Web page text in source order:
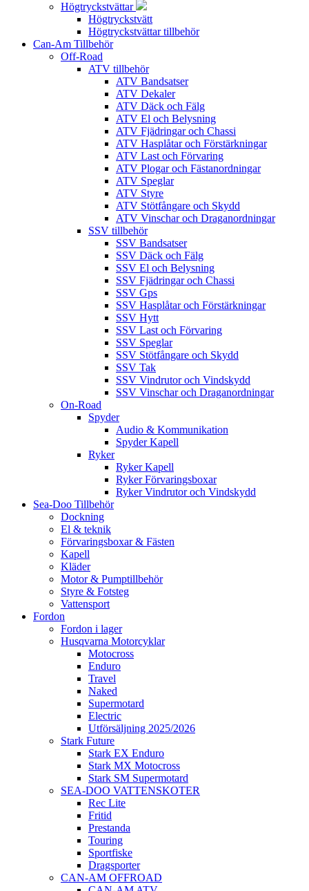
Högtryckstvättar
Högtryckstvätt
Högtryckstvättar tillbehör
Can-Am Tillbehör
Off-Road
ATV tillbehör
ATV Bandsatser
ATV Dekaler
ATV Däck och Fälg
ATV El och Belysning
ATV Fjädringar och Chassi
ATV Hasplåtar och Förstärkningar
ATV Last och Förvaring
ATV Plogar och Fästanordningar
ATV Speglar
ATV Styre
ATV Stötfångare och Skydd
ATV Vinschar och Draganordningar
SSV tillbehör
SSV Bandsatser
SSV Däck och Fälg
SSV El och Belysning
SSV Fjädringar och Chassi
SSV Gps
SSV Hasplåtar och Förstärkningar
SSV Hytt
SSV Last och Förvaring
SSV Speglar
SSV Stötfångare och Skydd
SSV Tak
SSV Vindrutor och Vindskydd
SSV Vinschar och Draganordningar
On-Road
Spyder
Audio & Kommunikation
Spyder Kapell
Ryker
Ryker Kapell
Ryker Förvaringsboxar
Ryker Vindrutor och Vindskydd
Sea-Doo Tillbehör
Dockning
El & teknik
Förvaringsboxar & Fästen
Kapell
Kläder
Motor & Pumptillbehör
Styre & Fotsteg
Vattensport
Fordon
Fordon i lager
Husqvarna Motorcyklar
Motocross
Enduro
Travel
Naked
Supermotard
Electric
Utförsäljning 2025/2026
Stark Future
Stark EX Enduro
Stark MX Motocross
Stark SM Supermotard
SEA-DOO VATTENSKOTER
Rec Lite
Fritid
Prestanda
Touring
Sportfiske
Dragsporter
CAN-AM OFFROAD